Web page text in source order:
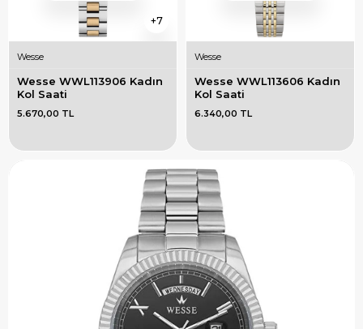
7
Wesse
Wesse WWL113906 Kadın
Kol Saati
5.670,00 TL
Wesse
Wesse WWL113606 Kadın
Kol Saati
6.340,00 TL